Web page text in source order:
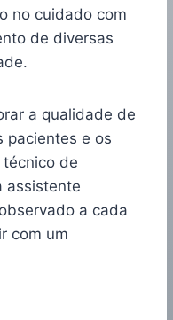
no cuidado com
de diversas
a qualidade de
pacientes e os
de
assistente
a cada
com um